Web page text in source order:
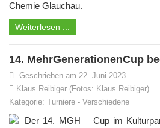
Chemie Glauchau.
Weiterlesen ...
14. MehrGenerationenCup
Geschrieben am 22. Juni 2023
Klaus Reibiger (Fotos: Klaus Reibiger)
Kategorie: Turniere - Verschiedene
Der 14. MGH – Cup im